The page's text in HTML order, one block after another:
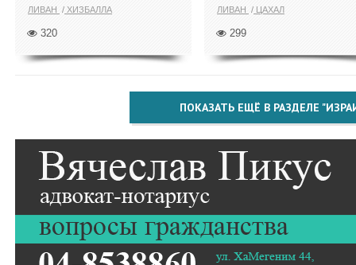
ЛИВАН ХИЗБАЛЛА
320
ЛИВАН ЦАХАЛ
299
ПОКАЗАТЬ ЕЩЁ В РАЗДЕЛЕ